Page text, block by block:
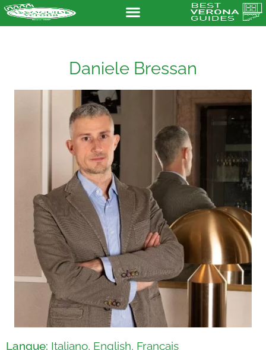
Daniele Bressan
Langue: Italiano, English, Français